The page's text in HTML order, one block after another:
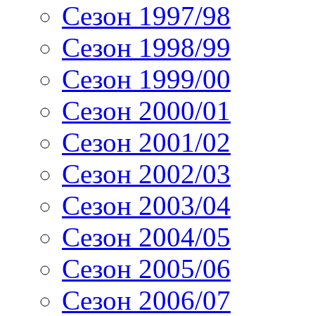
Сезон 1997/98
Сезон 1998/99
Сезон 1999/00
Сезон 2000/01
Сезон 2001/02
Сезон 2002/03
Сезон 2003/04
Сезон 2004/05
Сезон 2005/06
Сезон 2006/07